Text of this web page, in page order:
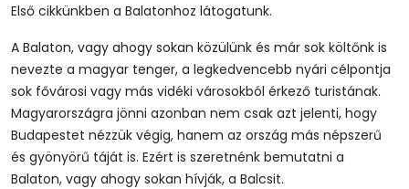
Első cikkünkben a Balatonhoz látogatunk.
A Balaton, vagy ahogy sokan közülünk és már sok költőnk is
nevezte a magyar tenger, a legkedvencebb nyári célpontja
sok fővárosi vagy más vidéki városokból érkező turistának.
Magyarországra jönni azonban nem csak azt jelenti, hogy
Budapestet nézzük végig, hanem az ország más népszerű
és gyönyörű táját is. Ezért is szeretnénk bemutatni a
Balaton, vagy ahogy sokan hívják, a Balcsit.